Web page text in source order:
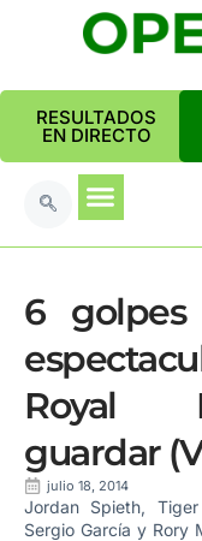
RESULTADOS
EN DIRECTO
6
Royal
guardar
julio 18, 2014
Jordan Spieth,
Sergio García y Rory